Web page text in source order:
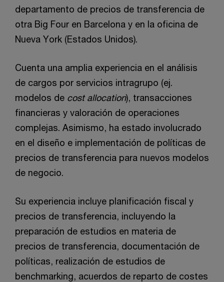
departamento de precios de transferencia de
otra Big Four en Barcelona y en la oficina de
Nueva York (Estados Unidos).
Cuenta una amplia experiencia en el análisis
de cargos por servicios intragrupo (ej.
modelos de cost allocation), transacciones
financieras y valoración de operaciones
complejas. Asimismo, ha estado involucrado
en el diseño e implementación de políticas de
precios de transferencia para nuevos modelos
de negocio.
Su experiencia incluye planificación fiscal y
precios de transferencia, incluyendo la
preparación de estudios en materia de
precios de transferencia, documentación de
políticas, realización de estudios de
benchmarking, acuerdos de reparto de costes